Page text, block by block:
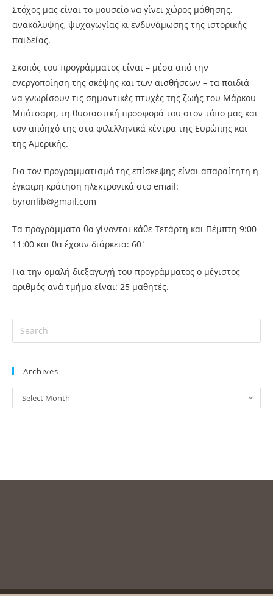
Στόχος μας είναι το μουσείο να γίνει χώρος μάθησης,
ανακάλυψης, ψυχαγωγίας κι ενδυνάμωσης της ιστορικής
παιδείας.
Σκοπός του προγράμματος είναι – μέσα από την
ενεργοποίηση της σκέψης και των αισθήσεων – τα παιδιά
να γνωρίσουν τις σημαντικές πτυχές της ζωής του Μάρκου
Μπότσαρη, τη θυσιαστική προσφορά του στον τόπο μας και
τον απόηχό της στα φιλελληνικά κέντρα της Ευρώπης και
της Αμερικής.
Για τον προγραμματισμό της επίσκεψης είναι απαραίτητη η
έγκαιρη κράτηση ηλεκτρονικά στο email:
byronlib@gmail.com
Τα προγράμματα θα γίνονται κάθε Τετάρτη και Πέμπτη 9:00-
11:00 και θα έχουν διάρκεια: 60΄
Για την ομαλή διεξαγωγή του προγράμματος ο μέγιστος
αριθμός ανά τμήμα είναι: 25 μαθητές.
Archives
Select Month